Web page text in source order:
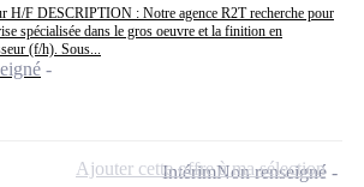
H/F DESCRIPTION : Notre agence R2T recherche pour
spécialisée dans le gros oeuvre et la finition en
(f/h). Sous...
IntérimNon renseigné
Ajouter cette offre à ma sélection